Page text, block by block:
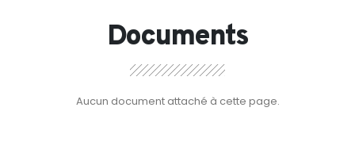
Documents
Aucun document attaché à cette page.